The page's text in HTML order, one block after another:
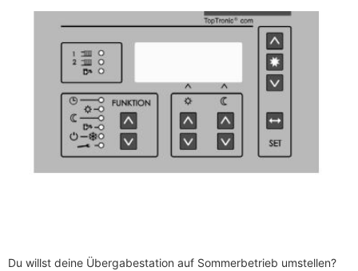
Du willst deine Übergabestation auf Sommerbetrieb umstellen?